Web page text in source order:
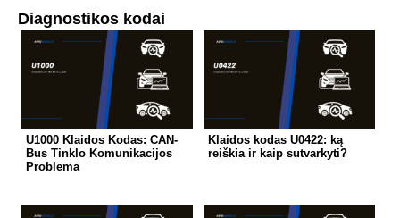
Diagnostikos kodai
U1000 Klaidos Kodas: CAN-
Bus Tinklo Komunikacijos
Problema
Klaidos kodas U0422: ką
reiškia ir kaip sutvarkyti?